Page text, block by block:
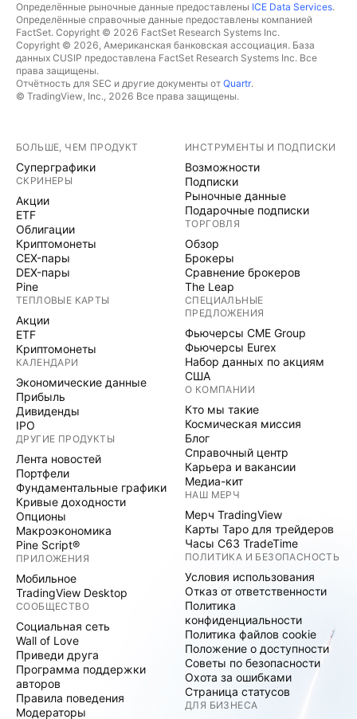
Определённые рыночные данные предоставлены ICE Data Services.
Определённые справочные данные предоставлены компанией
FactSet. Copyright © 2026 FactSet Research Systems Inc.
Copyright © 2026, Американская банковская ассоциация. База
данных CUSIP предоставлена FactSet Research Systems Inc. Все
права защищены.
Отчётность для SEC и другие документы от Quartr.
© TradingView, Inc., 2026 Все права защищены.
БОЛЬШЕ, ЧЕМ ПРОДУКТ
Суперграфики
СКРИНЕРЫ
Акции
ETF
Облигации
Криптомонеты
CEX-пары
DEX-пары
Pine
ТЕПЛОВЫЕ КАРТЫ
Акции
ETF
Криптомонеты
КАЛЕНДАРИ
Экономические данные
Прибыль
Дивиденды
IPO
ДРУГИЕ ПРОДУКТЫ
Лента новостей
Портфели
Фундаментальные графики
Кривые доходности
Опционы
Макроэкономика
Pine Script®
ПРИЛОЖЕНИЯ
Мобильное
TradingView Desktop
СООБЩЕСТВО
Социальная сеть
Wall of Love
Приведи друга
Программа поддержки
авторов
Правила поведения
Модераторы
ИНСТРУМЕНТЫ И ПОДПИСКИ
Возможности
Подписки
Рыночные данные
Подарочные подписки
ТОРГОВЛЯ
Обзор
Брокеры
Сравнение брокеров
The Leap
СПЕЦИАЛЬНЫЕ
ПРЕДЛОЖЕНИЯ
Фьючерсы CME Group
Фьючерсы Eurex
Набор данных по акциям
США
О КОМПАНИИ
Кто мы такие
Космическая миссия
Блог
Справочный центр
Карьера и вакансии
Медиа-кит
НАШ МЕРЧ
Мерч TradingView
Карты Таро для трейдеров
Часы C63 TradeTime
ПОЛИТИКА И БЕЗОПАСНОСТЬ
Условия использования
Отказ от ответственности
Политика
конфиденциальности
Политика файлов cookie
Положение о доступности
Советы по безопасности
Охота за ошибками
Страница статусов
ДЛЯ БИЗНЕСА